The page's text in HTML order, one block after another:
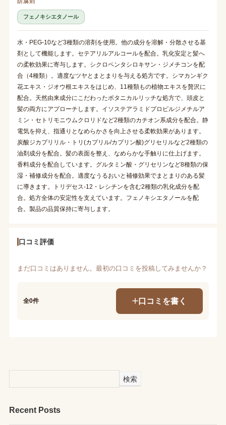
フェノキシエタノール
水・PEG-10など3種類の溶剤を使用。他の成分を溶解・分散させる基
剤として機能します。セテアリルアルコールを配合。乳化安定と髪へ
の柔軟効果に寄与します。シクロペンタシロキサン・ジメチコンを配
合（4種類）。適度なツヤとまとまりを与える処方です。シマカンギク
花エキス・ジオウ根エキスをはじめ、11種類もの植物エキスを贅沢に
配合。天然由来成分にこだわったボタニカルリッチな処方で、頭皮と
髪の両方にアプローチします。イソステアラミドプロピルジメチルア
ミン・セトリモニウムクロリドなど2種類のカチオン系成分を配合。静
電気を抑え、指通りとなめらかさを向上させる柔軟効果があります。
炭酸ジカプリリル・トリ(カプリル/カプリン酸)グリセリルなど2種類の
油剤成分を配合。髪の表面を整え、なめらかな手触りに仕上げます。
香料成分を配合しています。グルタミン酸・グリセリンなど8種類の保
湿・補修成分を配合。適度なうるおいと補修効果でまとまりのある髪
に導きます。トリデセス-12・レシチンを含む2種類の乳化成分を配
合。処方全体の安定性を支えています。フェノキシエタノールを配
合。製品の品質保持に寄与します。
口コミ評価
まだ口コミはありません。最初の口コミを投稿してみませんか？
全0件 口コミを書く
検索
Recent Posts